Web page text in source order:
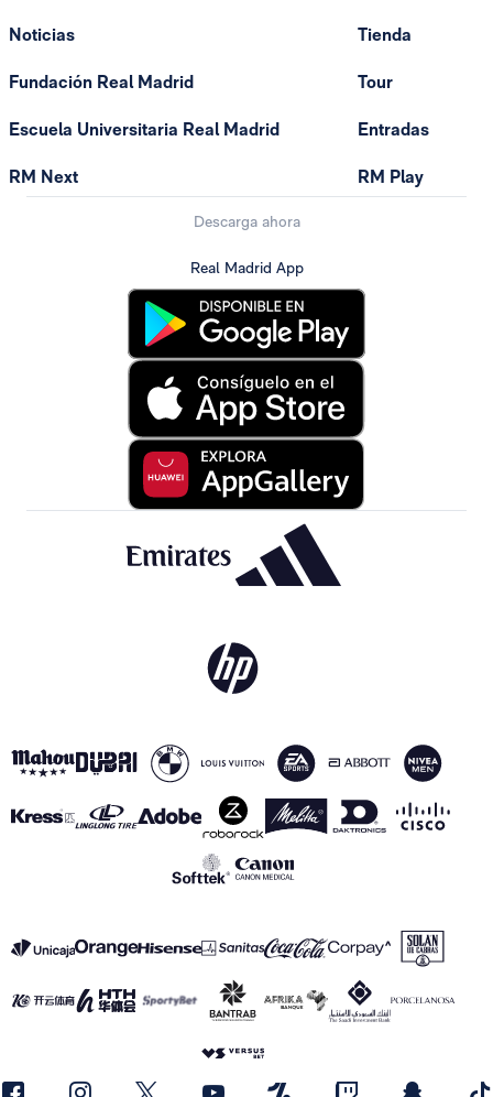
Noticias
Fundación Real Madrid
Escuela Universitaria Real Madrid
RM Next
Tienda
Tour
Entradas
RM Play
Descarga ahora
Real Madrid App